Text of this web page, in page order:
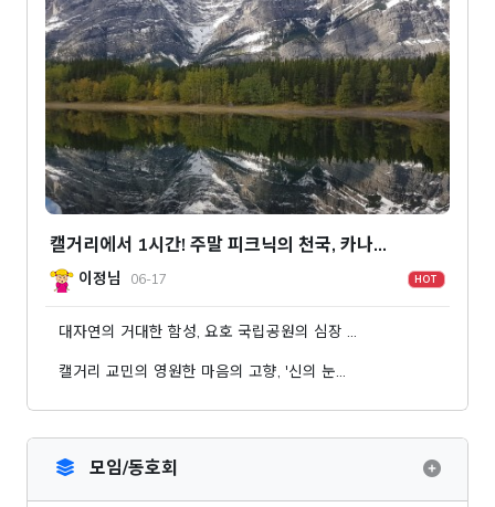
캘거리에서 1시간! 주말 피크닉의 천국, 카나…
이정님 06-17 HOT
대자연의 거대한 함성, 요호 국립공원의 심장 …
캘거리 교민의 영원한 마음의 고향, '신의 눈…
모임/동호회